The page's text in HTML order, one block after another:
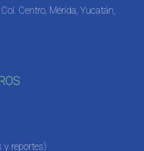
Centro, Mérida, Yucatán,
y reportes)